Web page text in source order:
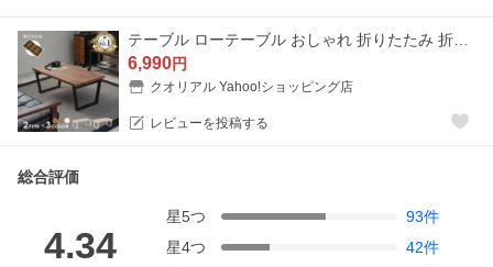
6,990円
クオリアル Yahoo!ショッピング店
レビューを投稿する
総合評価
4.34
星5つ 93件
星4つ 42件